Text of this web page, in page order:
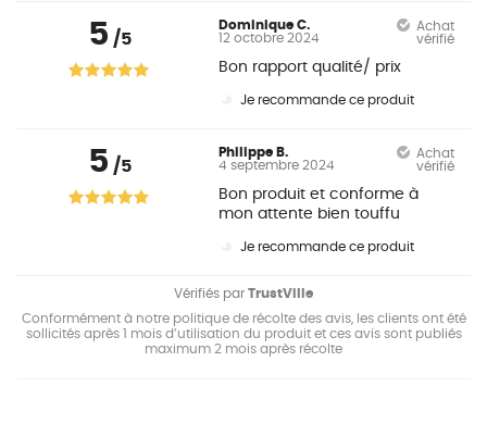
5 /5
Dominique C.
12 octobre 2024
Achat
vérifié
Bon rapport qualité/ prix
Je recommande ce produit
5 /5
Philippe B.
4 septembre 2024
Achat
vérifié
Bon produit et conforme à
mon attente bien touffu
Je recommande ce produit
Vérifiés par TrustVille
Conformément à notre politique de récolte des avis, les clients ont été
sollicités après 1 mois d’utilisation du produit et ces avis sont publiés
maximum 2 mois après récolte